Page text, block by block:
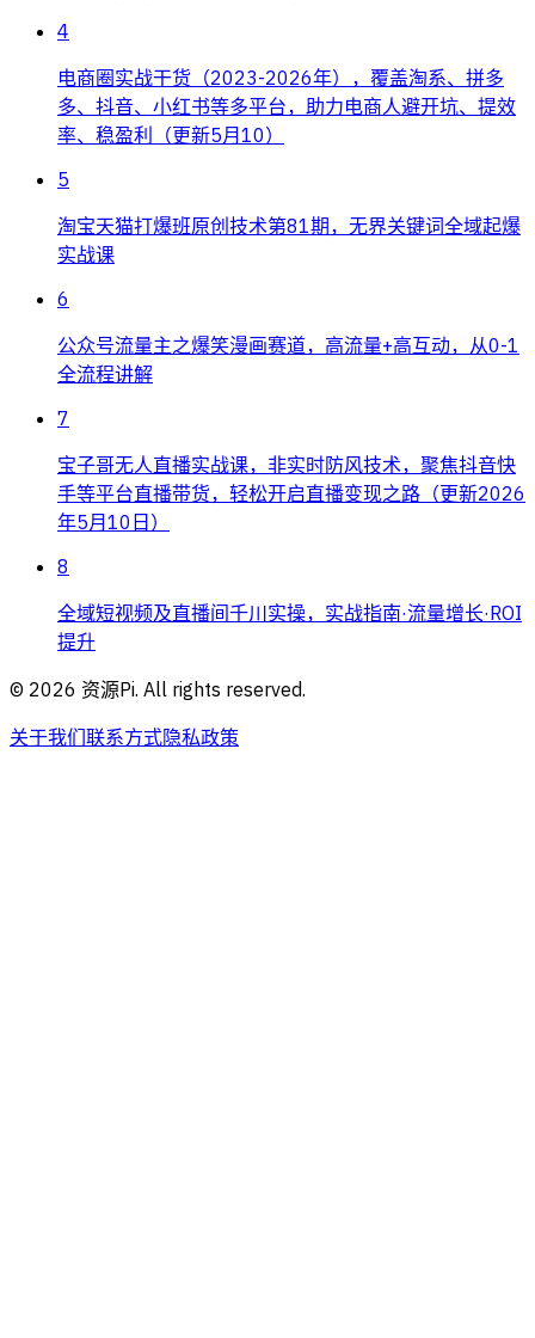
4
电商圈实战干货（2023-2026年），覆盖淘系、拼多
多、抖音、小红书等多平台，助力电商人避开坑、提效
率、稳盈利（更新5月10）
5
淘宝天猫打爆班原创技术第81期，无界关键词全域起爆
实战课
6
公众号流量主之爆笑漫画赛道，高流量+高互动，从0-1
全流程讲解
7
宝子哥无人直播实战课，非实时防风技术，聚焦抖音快
手等平台直播带货，轻松开启直播变现之路（更新2026
年5月10日）
8
全域短视频及直播间千川实操，实战指南·流量增长·ROI
提升
© 2026 资源Pi. All rights reserved.
关于我们联系方式隐私政策